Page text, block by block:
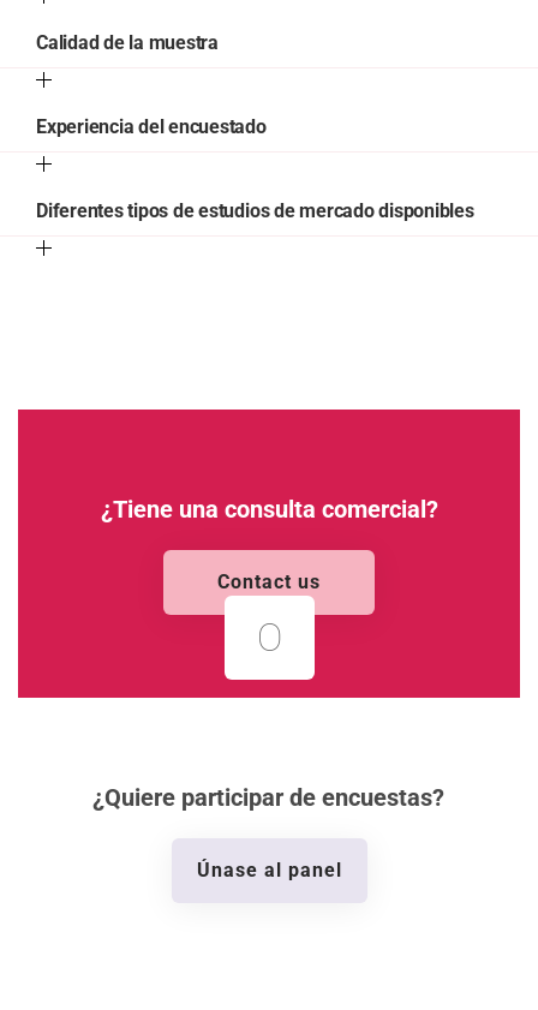
Calidad de la muestra
Experiencia del encuestado
Diferentes tipos de estudios de mercado disponibles
¿Tiene una consulta comercial?
Contact us
¿Quiere participar de encuestas?
Únase al panel
O